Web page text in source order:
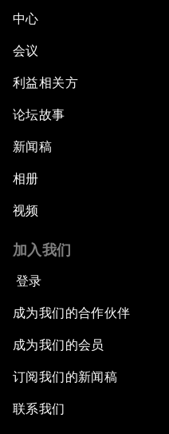
中心
会议
利益相关方
论坛故事
新闻稿
相册
视频
加入我们
登录
成为我们的合作伙伴
成为我们的会员
订阅我们的新闻稿
联系我们